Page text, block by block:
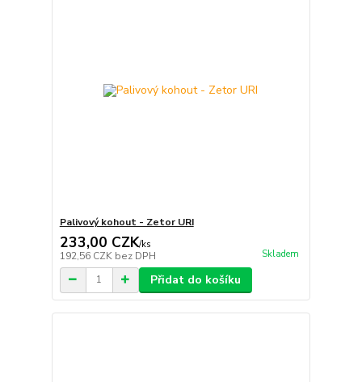
Palivový kohout - Zetor URI
233,00 CZK/ks
192,56 CZK bez DPH Skladem
Přidat do košíku